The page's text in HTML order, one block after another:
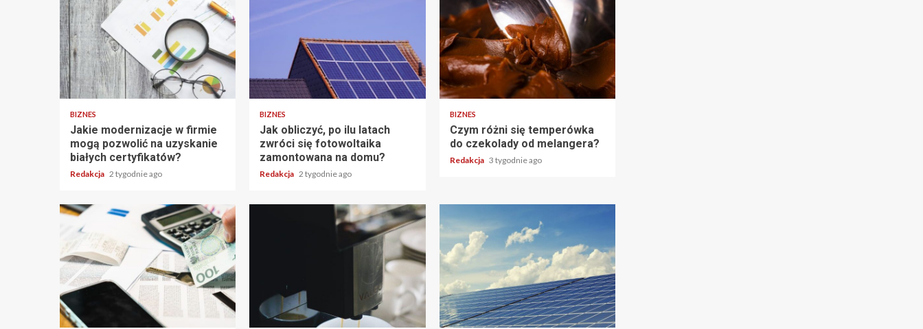
BIZNES
Jakie modernizacje w firmie
mogą pozwolić na uzyskanie
białych certyfikatów?
Redakcja 2 tygodnie ago
BIZNES
Jak obliczyć, po ilu latach
zwróci się fotowoltaika
zamontowana na domu?
Redakcja 2 tygodnie ago
BIZNES
Czym różni się temperówka
do czekolady od melangera?
Redakcja 3 tygodnie ago